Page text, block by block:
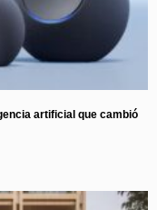
artificial que cambió